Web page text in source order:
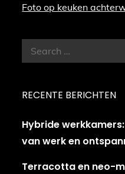
Foto op keuken
Search
for:
RECENTE BERICHTEN
Hybride
van werk en
Terracotta en neo-